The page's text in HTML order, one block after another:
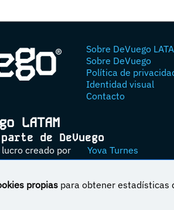
Sobre DeVuego
Sobre DeVuego
Política de
Identidad visual
Contacto
LATAM
parte de DeVuego
creado por Yova Turnes
Esta obra está bajo
propiaspara obtener estadísticas